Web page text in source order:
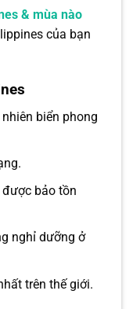
& mùa nào
của bạn
biển phong
bảo tồn
nghỉ dưỡng ở
trên thế giới.